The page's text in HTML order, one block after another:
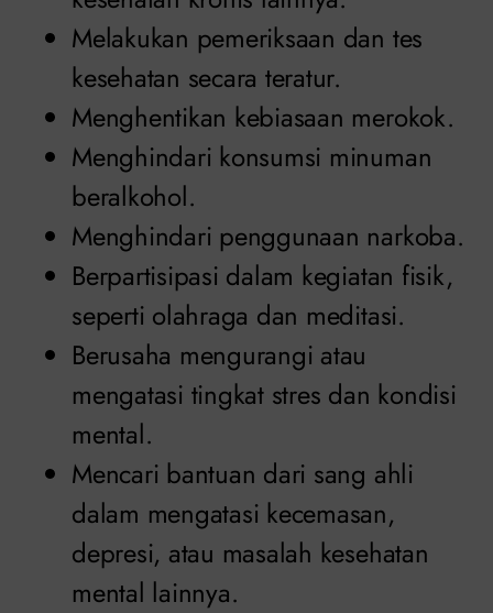
Melakukan pemeriksaan dan tes
kesehatan secara teratur.
Menghentikan kebiasaan merokok.
Menghindari konsumsi minuman
beralkohol.
Menghindari penggunaan narkoba.
Berpartisipasi dalam kegiatan fisik,
seperti olahraga dan meditasi.
Berusaha mengurangi atau
mengatasi tingkat stres dan kondisi
mental.
Mencari bantuan dari sang ahli
dalam mengatasi kecemasan,
depresi, atau masalah kesehatan
mental lainnya.